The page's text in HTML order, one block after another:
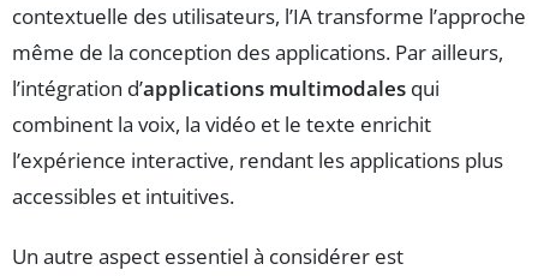
contextuelle des utilisateurs, l’IA transforme l’approche
même de la conception des applications. Par ailleurs,
l’intégration d’applications multimodales qui
combinent la voix, la vidéo et le texte enrichit
l’expérience interactive, rendant les applications plus
accessibles et intuitives.
Un autre aspect essentiel à considérer est